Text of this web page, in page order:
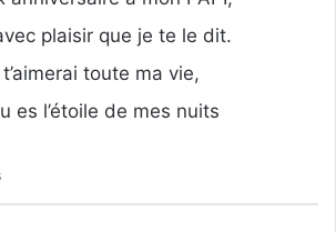
plaisir que je te le dit.
toute ma vie,
es l’étoile de mes nuits